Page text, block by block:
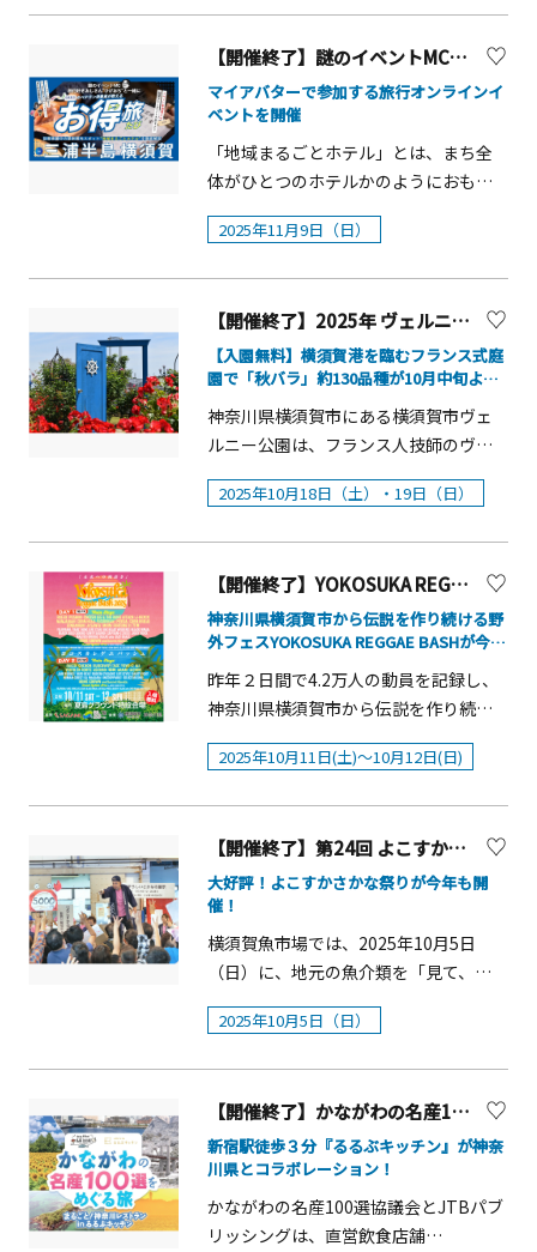
ットフォーム「Instagram」運営会社
は関与していません。
落語家。2016年にパリ日本文化会館で
落語と浮世絵のコラボレーション
「RAKUGO／UKIYOE・伝統と現代の出
会い」を開催（ゲスト牧野健太郎）。
以後、国内外で様々な浮世絵落語会を
県生まれ。江戸の生活や楽しみを今に
プロデューサー。また、&ldquo;世界一
美しい浮世絵&rdquo;と言われるボスト
ン美術館・スポルティング・コレクシ
ョンのデジタル化の日本側責任者。各
地で浮世絵の中に隠くされた「謎」を
トの様子を記録するため、写真撮影を
の撮影を想定）。撮影した映像や写真
は、イベント広報活動（ホームペー
ジ・SNS・イベント告知など）に使用さ
せていただく場合がございます。◆そ
日）は、会場の湘南国際村センターで
は葛飾北斎関係のイベントを開催して
います。どうぞ併せてお立ち寄りくだ
神奈川県）
https://www.pref.kanagawa.jp/osiras
html・ミウラのミライ高校生アイデア
CONFERENCE 実行委員会）
https://www.pref.kanagawa.jp/osiras
e/0602/hokusaidx/ideathon.html
い場合があります。予めご了承くださ
い。（注記）一次申込のみ、往復はが
きによる申込も可能です。【往復はが
きによる申込方法】をご参照くださ
い。 ２ ワークショップ（小・中学生
対象） 小・中学生向けに、三浦半島の
民俗芸能を体験できるワークショップ
や、日本舞踊の鑑賞及び体験ワークシ
ョップを開催します。 【民俗芸能ワー
クショップ】 (1) 日時令和7年11月23日
分まで(2) 場所横須賀市産業交流プラザ
（横須賀市本町3-27ベイスクエアよこ
すか一番館3階）第1研修室及び第2研修
室(3) 内容・チャッキラコワークショッ
プ チャッキラコの所作、扇子の振り
方などを体験します。・菊名の飴屋踊
りワークショップ 演目「新川」の所
対象小・中学生 (注記）保護者は2名
まで同伴可能です。(5) 費用無料(6) 申
込次のオンラインチケット発券システ
ムよりお申込みください。 申込期間 定
員 当選通知の連絡
ンドウで開きます）10月1日（水曜日）
選） 11月5日（水曜日） （注記）はが
きによる申込も可能です。【往復はが
きによる申込方法】をご参照くださ
い。 【日本舞踊ワークショップ】 (1)
日時令和7年12月6日（土曜日）10時30
須賀市文化会館 中ホール（横須賀市
本舞踊協会神奈川県支部の講師陣によ
るワークショップを実施します。日本
の伝統芸能に見られる動きやしぐさの
意味を、日本舞踊の鑑賞と体験の中か
生 (注記）保護者は2名まで同伴可能
申請システムからお申込みください。
さん）※瑞々しい歌声と人気ハロウィ
ンソングで会場を熱気に包むライブパ
フォーマンス。■18:30~ ~Lucky
Draw~お楽しみ抽選会※豪華ホテル宿
キー抽選会で、記念の夜を締めくく
り。イベント最後までDJタイムをお楽
しみください！■20:00 フィナーレ
より徒歩1分 ・東京駅地下道
で直結 ・東京駅丸の内南口
より徒歩約1分日時：2025年10月22日
（水）10:00～19:00内容：・わたしだ
けの旅のしおりをつくる パネルコン
ル」の各エリアで楽しめる観光コンテ
りを選んで組み合わせ、オリジナルの
旅のしおりをつくることができま
す。・三浦半島の魅力を疑似体験​ VR
体験コンテンツコーナー VRゴーグル
を装着し、360&deg;視点で各エリアに
ワープしたような体験ができます。・
三浦半島物産展コーナー（仮）・「地
域まるごとホテル」の楽しみ方を知る​
ベント 「謎のイベントMC『ひげお
ぢ』と一緒に日本旅行のベテラン添乗
浦半島・三崎港 」 マイアバターでメ
ごとホテル」の魅力をオンラインで体
験できる旅行イベントです。 事前申
し込み不要です。開始時間になりまし
たら下記参加URLにアクセスいただく
とご参加いただけます。
https://app.metalife.co.jp/spaces/B
mdHrjgYRsjIx4doRkYi?
respawnFloor=H7vSf6ixQ6SbTTI35b
Ws※イベント内容は予告なしに変更す
る場合がございます。旅に行く前から
三浦半島の魅力を体験＆繋がること
で、旅が一層楽しいものになるはず。た
くさんの方のご来場心よりお待ちして
おります。
愛される食堂。アクティビティは、お
寺での写経体験や、漁師さんとの船
旅。まち全体で宿泊・飲食・アクティ
ビティなど様々な体験をおとどけしま
す。その「地域まるごとホテル@三浦
るイベントを開催します！【イベント
「地域まるごとホテル」を徹底解説す
るバーチャルツアー！日本旅行のベテ
ラン添乗員さんと一緒に、皆さまとメ
タバースを探索しながら、旅がもっと
お得に、もっと楽しくなる情報をお届
となる宿「三崎宿」のスタッフも参加
りますので、顔出しは不要です。ぜひお
気軽にご参加ください。※イベント内
容は予告なしに変更する場合がござい
ます。会場：オンライン日時：2025年
定） 三浦半島の魅力に触れる！
地域まるごとホテル 出張フェアと同
日開催 【参加方法】事前申し込み不
参加URLにアクセスいただくとご参加
いただけます。
mdHrjgYRsjIx4doRkYi?
Ws旅に行く前から三浦半島の魅力を体
験＆繋がることで、旅が一層楽しいも
のになるはず。ご参加心よりお待ちし
ております。
【開催終了】謎のイベントMC「ひげおぢ」と一緒に日本旅行のベテラン添乗員が教える“お得旅” in 横須賀
マイアバターで参加する旅行オンラインイ
ベントを開催
「地域まるごとホテル」とは、まち全
体がひとつのホテルかのようにおもて
なしをする特別な旅のパッケージプラ
ン。チェックインするのは、海のそば
愛される食堂。アクティビティは、お
寺での写経体験や、漁師さんとの船
旅。まち全体で宿泊・飲食・アクティ
ビティなど様々な体験をおとどけしま
す。その「地域まるごとホテル@三浦
るイベント第２弾 横須賀編を開催しま
横須賀エリアの「地域まるごとホテ
ル」を徹底解説するバーチャルツア
ー！日本旅行のベテラン添乗員さんと
一緒に、皆さまとメタバースを探索し
ながら、旅がもっとお得に、もっと楽
として、エリアの拠点となる「浄楽
バターでのご参加になりますので、顔
出しは不要です。ぜひお気軽にご参加
ください。※イベント内容は予告なし
に変更する場合がございます。会場：
オンライン日時：2025年11月9日
（日）12:00～13:00（予定）【参加方
法】事前申し込み不要です。開始時間
になりましたら下記参加URLにアクセ
https://app.metalife.co.jp/spaces/B
mdHrjgYRsjIx4doRkYi?
Ws旅に行く前から三浦半島の魅力を体
のになるはず。ご参加心よりお待ちし
ております。
2025年11月9日（日）
【開催終了】2025年 ヴェルニー公園 『秋のローズフェスタ』
【入園無料】横須賀港を臨むフランス式庭
園で「秋バラ」約130品種が10月中旬より
神奈川県横須賀市にある横須賀市ヴェ
ルニー公園は、フランス人技師のヴェ
ルニー氏が建設に貢献した旧横須賀製
鉄所跡地の対岸に位置しており、バラ
園には約130種類1,300株のバラが植栽
されており、横須賀港を臨むバラの
花々を自由にご鑑賞いただくことがで
きます。 2025年の「秋バラ」は、10月
中旬に最盛期を迎え、11月中旬ころま
らに、「秋バラ」の開花シーズンにあ
スタ」を開催し、バラに囲まれた園内
で横須賀市消防団音楽隊による演奏、
ジャズライブや、バラの花苗販売、ワ
ークショップやマルシェなどが楽しめ
ます。音楽や美味しいグルメ、各種イ
の花々をぜひご鑑賞ください。 2025年
内では「秋バラ」の見頃にあわせて、
バラ園に囲まれた会場で音楽コンサー
トや、キッチンカーやバラの花苗販
売、バラに囲まれた芝生エリアでのヨ
ョップなど、さまざまなプログラムを
2025年10月18日（土）・19日（日）
【開催終了】YOKOSUKA REGGAE BASH 2025 10月に開催決定!!
神奈川県横須賀市から伝説を作り続ける野
外フェスYOKOSUKA REGGAE BASHが今年
2days開催、なんと3年目も入場無料!!
昨年２日間で4.2万人の動員を記録し、
神奈川県横須賀市から伝説を作り続け
る野外音楽イベントYOKOSUKA
REGGAE BASHが今年も開催決定!! 日程
ド特設会場に移し、なんと今年も入場
無料!! &ldquo;未来への種蒔き&rdquo;
をコンセプトとした本イベントは、単
なる野外音楽イベントの枠を超えて後
援の横須賀市や協賛企業との連携を強
カタチを体現する。 詳細はオフィシャ
REGGAE BASH 2025が今から待ち遠し
い!! YOKOSUKA REGGAE BASH 2025 ・
会 場: 夏島グラウンド特設会場・開催
日: 2025年10月11日(土)～10月12日
(日)・入場料: 無料・主 催: ヨコスカレ
2025年10月11日(土)～10月12日(日)
【開催終了】第24回 よこすかさかな祭り
大好評！よこすかさかな祭りが今年も開
催！
横須賀魚市場では、2025年10月5日
（日）に、地元の魚介類を「見て、食
べて、買って、遊んで、学べる」よこす
かさかな祭りが開催されます。特価朝
まで楽しめるイベントです。開催概要
■開催日：2025年10月5日（日）※雨
天決行・荒天中止■時間：7:00～
12:00■場所：横須賀魚市場（平成町3-
5-1）■主催：よこすかさかな祭り実行
2025年10月5日（日）
【開催終了】かながわの名産100選×るるぶキッチン 10/3（金）～「まるごと！神奈川レストラン」開催！
新宿駅徒歩３分『るるぶキッチン』が神奈
川県とコラボレーション！
かながわの名産100選協議会とJTBパブ
リッシングは、直営飲食店舗